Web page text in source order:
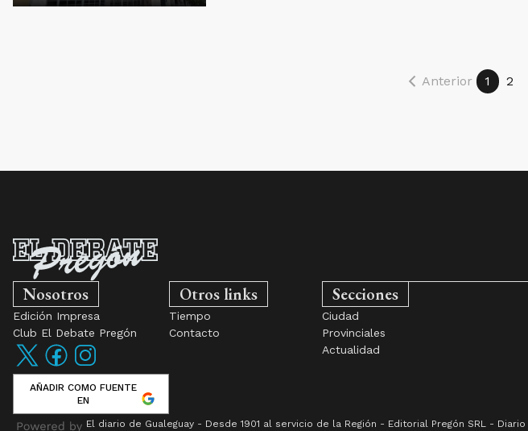
Anterior 1 2
Nosotros
Edición Impresa
Club El Debate Pregón
AÑADIR COMO FUENTE
EN
Otros links
Tiempo
Contacto
Secciones
Ciudad
Provinciales
Actualidad
El diario de Gualeguay - Desde 1901 al servicio de la Región - Editorial Pregón SRL - Diario